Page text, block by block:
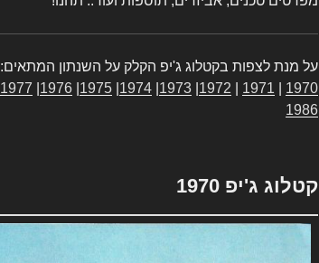
על מנת לצפות בקטלוג ג'יפ הקלק על השנתון המתאים:
1970
1971
1972
1973
1974
1975
1976
1977
1986
קטלוג ג'יפ 1970